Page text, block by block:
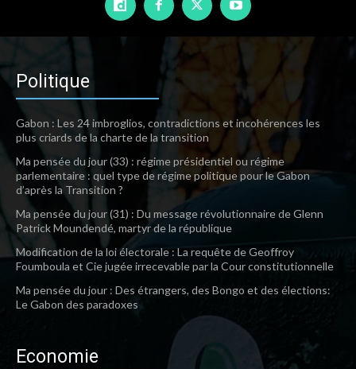
Politique
Gabon : Les 24 imbroglios, contradictions et incohérences les
plus criards de la charte de la transition
Ma pensée du jour (33) : régime présidentiel ou régime
parlementaire : quel type de régime politique pour le Gabon
d’après la Transition ?
Ma pensée du jour (31) : Du message révolutionnaire de Glenn
Patrick Moundendé, martyr de la république
Modification de la loi électorale : La requête de Geoffroy
Foumboula et Cie jugée irrecevable par la Cour constitutionnelle
Ma pensée du jour : Des étrangers, des Bongo et des élections:
Le Gabon des paradoxes
Economie